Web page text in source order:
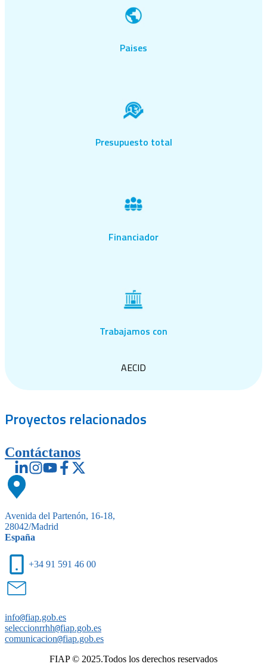
Paises
Presupuesto total
Financiador
Trabajamos con
AECID
Proyectos relacionados
Contáctanos
Avenida del Partenón, 16-18,
28042/Madrid
España
+34 91 591 46 00
info@fiap.gob.es
seleccionrrhh@fiap.gob.es
comunicacion@fiap.gob.es
FIAP © 2025.Todos los derechos reservados